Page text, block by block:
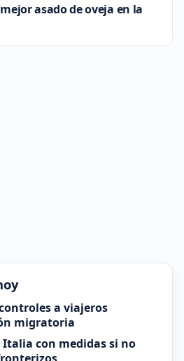
asado de oveja en la
a viajeros
migratoria
Italia con medidas si no